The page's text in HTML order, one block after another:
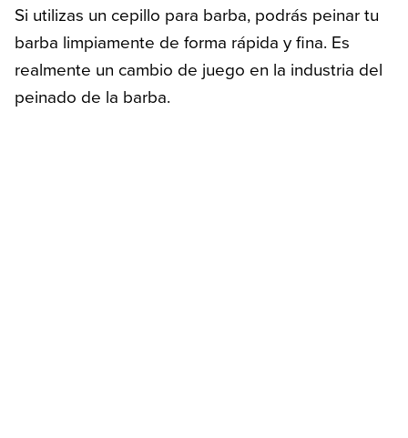
Si utilizas un cepillo para barba, podrás peinar tu
barba limpiamente de forma rápida y fina. Es
realmente un cambio de juego en la industria del
peinado de la barba.